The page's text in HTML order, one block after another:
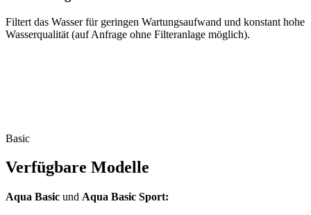
Filtert das Wasser für geringen Wartungsaufwand und konstant hohe
Wasserqualität (auf Anfrage ohne Filteranlage möglich).
Basic
Verfügbare Modelle
Aqua Basic und Aqua Basic Sport: